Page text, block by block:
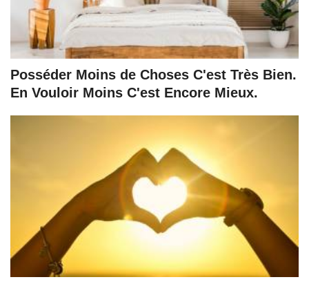
Posséder Moins de Choses C'est Très Bien.
En Vouloir Moins C'est Encore Mieux.